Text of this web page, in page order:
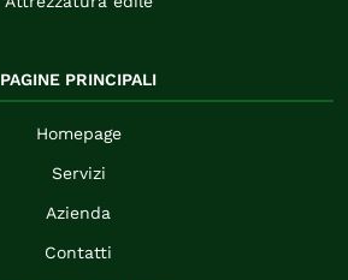
PAGINE PRINCIPALI
Homepage
Servizi
Azienda
Contatti